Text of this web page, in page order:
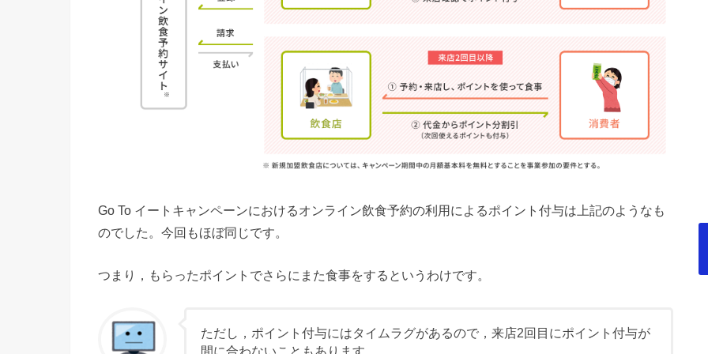
Go To イートキャンペーンにおけるオンライン飲食予約の利用によるポイント付与は上記のようなも
のでした。今回もほぼ同じです。
つまり，もらったポイントでさらにまた食事をするというわけです。
ただし，ポイント付与にはタイムラグがあるので，来店2回目にポイント付与が
間に合わないこともあります。